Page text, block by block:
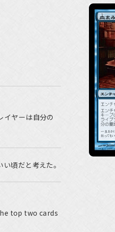
イヤーは自分の
頃だと考えた。
top two cards